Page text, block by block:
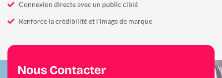
Connexion directe avec un public ciblé
Renforce la crédibilité et l'image de marque
Nous Contacter